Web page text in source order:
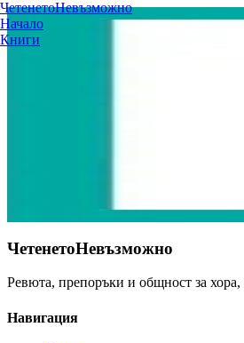
ЧетенетоНевъзможно
Начало
Книги
← Назад към книгите
За мишките и хората
← Виж всички книги
ЧетенетоНевъзможно
Ревюта, препоръки и общност за хора,
Навигация